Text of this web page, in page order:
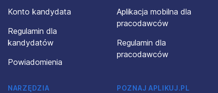
Konto kandydata
Regulamin dla
kandydatów
Powiadomienia
Aplikacja mobilna dla
pracodawców
Regulamin dla
pracodawców
NARZĘDZIA
POZNAJ APLIKUJ.PL